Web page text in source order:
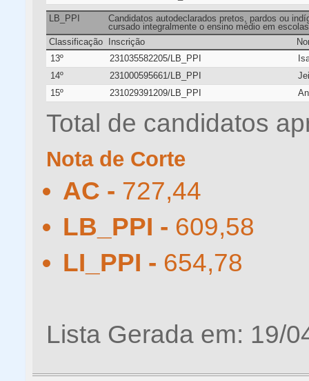
LB_PPI
Candidatos autodeclarados pretos, pardos ou
cursado integralmente o ensino médio em
Classificação
Inscrição
13º
231035582205/LB_PPI
14º
231000595661/LB_PPI
15º
231029391209/LB_PPI
Total de candidatos
Nota de Corte
AC - 727,44
LB_PPI - 609,58
LI_PPI - 654,78
Lista Gerada em: 19/